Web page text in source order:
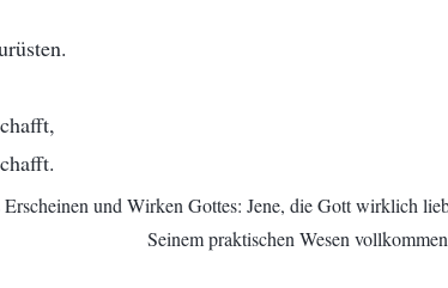
und Wirken Gottes: Jene, die Gott wirklich
Seinem praktischen Wesen